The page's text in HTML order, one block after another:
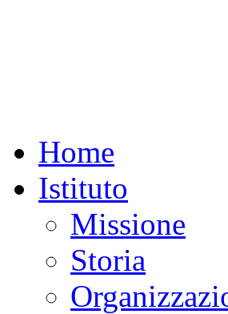
Home
Istituto
Missione
Storia